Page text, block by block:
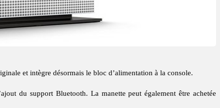
et intègre désormais le bloc d’alimentation à la console.
du support Bluetooth. La manette peut également être achetée